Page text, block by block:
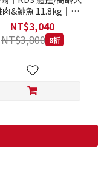
肉&鯡魚 11.8kg｜
天然犬糧 狗飼料
NT$3,040
NT$3,800 8折